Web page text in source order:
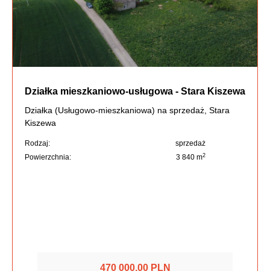
Działka mieszkaniowo-usługowa - Stara Kiszewa
Działka (Usługowo-mieszkaniowa) na sprzedaż, Stara
Kiszewa
Rodzaj:
sprzedaż
Powierzchnia:
3 840 m2
470 000,00 PLN